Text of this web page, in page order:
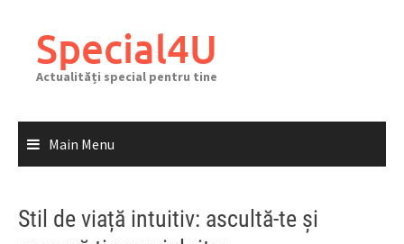
contentSpecial4U
Actualități special pentru tine
Main Menu
Stil de viață intuitiv: ascultă-te și